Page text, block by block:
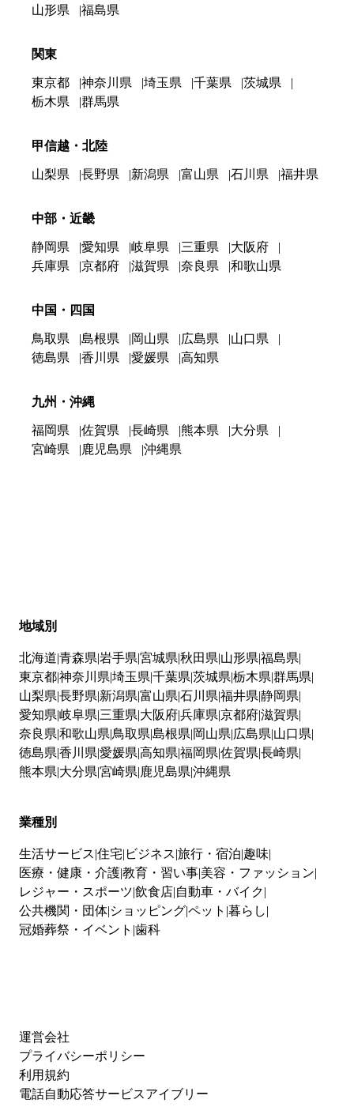
山形県
福島県
関東
東京都 神奈川県 埼玉県 千葉県
茨城県
栃木県
群馬県
甲信越・北陸
山梨県 長野県 新潟県 富山県 石川県 福井県
中部・近畿
静岡県 愛知県 岐阜県 三重県
大阪府
兵庫県
京都府 滋賀県 奈良県 和歌山県
中国・四国
鳥取県 島根県 岡山県 広島県
山口県
徳島県
香川県 愛媛県 高知県
九州・沖縄
福岡県 佐賀県 長崎県 熊本県
大分県
宮崎県
鹿児島県 沖縄県
地域別
北海道 青森県 岩手県 宮城県 秋田県 山形県 福島県
東京都神奈川県 埼玉県 千葉県 茨城県 栃木県 群馬県
山梨県 長野県 新潟県 富山県 石川県 福井県 静岡県
愛知県 岐阜県 三重県 大阪府兵庫県 京都府滋賀県
奈良県 和歌山県 鳥取県 島根県 岡山県 広島県 山口県
徳島県 香川県 愛媛県 高知県 福岡県 佐賀県 長崎県
熊本県 大分県 宮崎県 鹿児島県 沖縄県
業種別
生活サービス 住宅 ビジネス 旅行・宿泊 趣味
医療・健康・介護教育・習い事 美容・ファッション
レジャー・スポーツ 飲食店 自動車・バイク
公共機関・団体 ショッピングペット 暮らし
冠婚葬祭・イベント 歯科
運営会社
プライバシーポリシー
利用規約
電話自動応答サービスアイブリー